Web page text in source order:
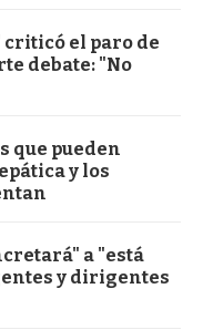
criticó el paro de
debate: "No
que pueden
y los
a "está
y dirigentes